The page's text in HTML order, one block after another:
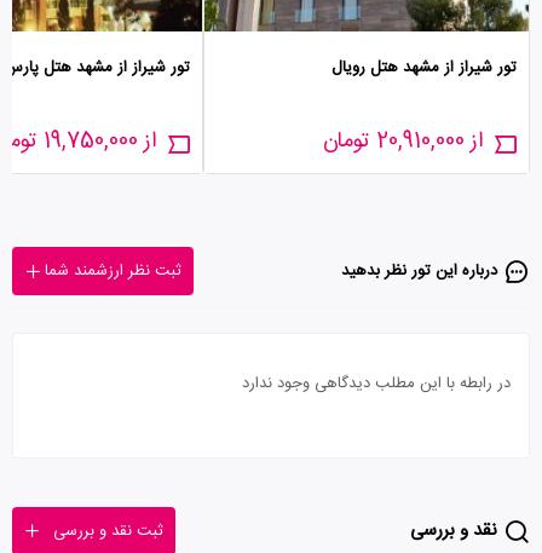
تور شیراز از مشهد هتل رویال
از 20,910,000 تومان
تور شیراز از مشهد هتل پارس
از 19,750,000 تومان
درباره این تور‌ نظر بدهید ثبت نظر ارزشمند شما
در رابطه با این مطلب دیدگاهی وجود ندارد
نقد و بررسی ثبت نقد و بررسی